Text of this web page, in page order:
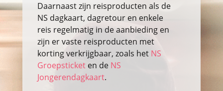
Daarnaast zijn reisproducten als de
NS dagkaart, dagretour en enkele
reis regelmatig in de aanbieding en
zijn er vaste reisproducten met
korting verkrijgbaar, zoals het NS
Groepsticketen de NS
Jongerendagkaart.